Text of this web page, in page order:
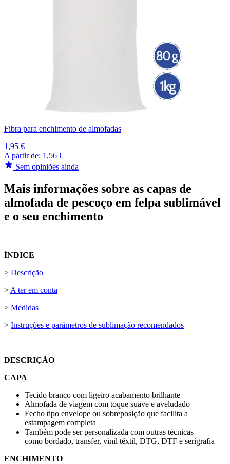
Fibra para enchimento de almofadas
1,95 €
A partir de: 1,56 €
Sem opiniões ainda
Mais informações sobre as capas de
almofada de pescoço em felpa sublimável
e o seu enchimento
ÍNDICE
> Descrição
>A ter em conta
> Medidas
> Instruções e parâmetros de sublimação recomendados
DESCRIÇÃO
CAPA
Tecido branco com ligeiro acabamento brilhante
Almofada de viagem com toque suave e aveludado
Fecho tipo envelope ou sobreposição que facilita a
estampagem completa
Também pode ser personalizada com outras técnicas
como bordado, transfer, vinil têxtil, DTG, DTF e serigrafia
ENCHIMENTO